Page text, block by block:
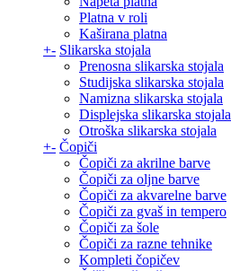
Platna v roli
Kaširana platna
+- Slikarska stojala
Prenosna slikarska stojala
Studijska slikarska stojala
Namizna slikarska stojala
Displejska slikarska stojala
Otroška slikarska stojala
+- Čopiči
Čopiči za akrilne barve
Čopiči za oljne barve
Čopiči za akvarelne barve
Čopiči za gvaš in tempero
Čopiči za šole
Čopiči za razne tehnike
Kompleti čopičev